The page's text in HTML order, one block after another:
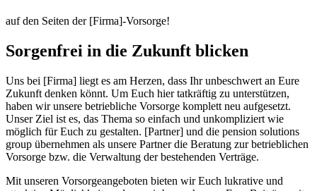
auf den Seiten der [Firma]-Vorsorge!
Sorgenfrei in die Zukunft blicken
Uns bei [Firma] liegt es am Herzen, dass Ihr unbeschwert an Eure
Zukunft denken könnt. Um Euch hier tatkräftig zu unterstützen,
haben wir unsere betriebliche Vorsorge komplett neu aufgesetzt.
Unser Ziel ist es, das Thema so einfach und unkompliziert wie
möglich für Euch zu gestalten. [Partner] und die pension solutions
group übernehmen als unsere Partner die Beratung zur betrieblichen
Vorsorge bzw. die Verwaltung der bestehenden Verträge.
Mit unseren Vorsorgeangeboten bieten wir Euch lukrative und